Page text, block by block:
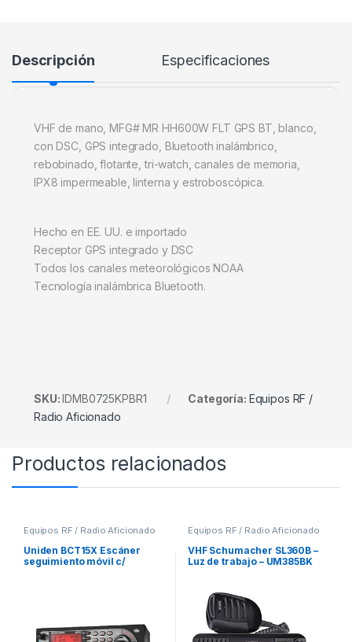
Descripción Especificaciones
VHF de mano, MFG# MR HH600W FLT GPS BT, blanco,
con DSC, GPS integrado, Bluetooth inalámbrico,
rebobinado, flotante, tri-watch, canales de memoria,
IPX8 impermeable, linterna y estroboscópica.
Hecho en EE. UU. e importado
Receptor GPS integrado y DSC
Todos los canales meteorológicos NOAA
Tecnología inalámbrica Bluetooth.
SKU:IDMB0725KPBR1 Categoría: Equipos RF /
Radio Aficionado
Productos relacionados
Equipos RF / Radio Aficionado
Uniden BCT15X Escáner
seguimiento móvil c/
Equipos RF / Radio Aficionado
VHF Schumacher SL360B –
Luz de trabajo – UM385BK